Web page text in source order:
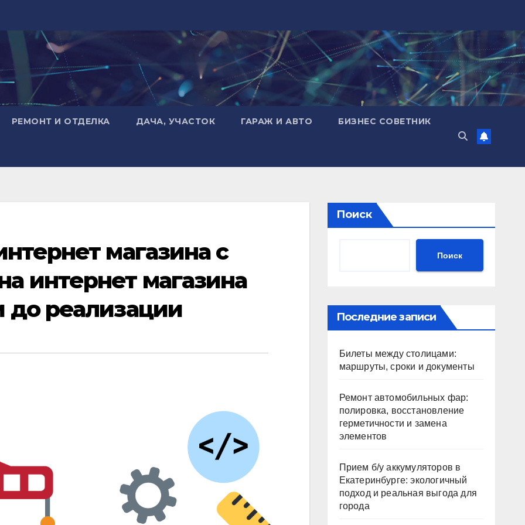
РЕМОНТ И ОТДЕЛКА ДАЧА, УЧАСТОК ГАРАЖ И АВТО БИЗНЕС СОВЕТНИК
магазина с
интернет магазина
реализации
Поиск
Поиск
Последние записи
Билеты между столицами:
маршруты, сроки и документы
Ремонт автомобильных фар:
полировка, восстановление
герметичности и замена
элементов
Прием б/у аккумуляторов в
Екатеринбурге: экологичный
подход и реальная выгода для
города